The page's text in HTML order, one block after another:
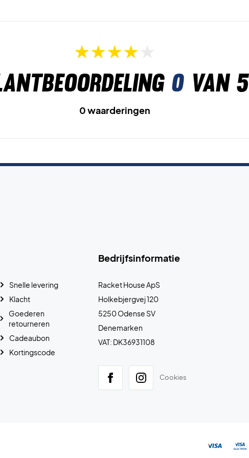
0van 5
0 waarderingen
Bedrijfsinformatie
Racket House ApS
Holkebjergvej 120
5250 Odense SV
Denemarken
VAT: DK36931108
Cookies
Snelle levering
Klacht
Goederen
retourneren
Cadeaubon
Kortingscode